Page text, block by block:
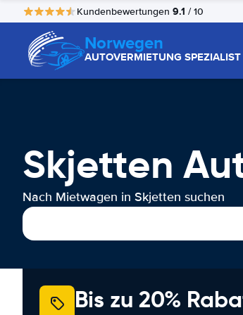
Kundenbewertungen 9.1 / 10
Norwegen
AUTOVERMIETUNG SPEZIALIST
Skjetten
Nach Mietwagen in Skjetten suchen
Bis zu 20%